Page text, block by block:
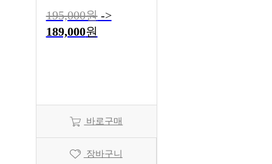
195,000원->
189,000원
바로구매
장바구니